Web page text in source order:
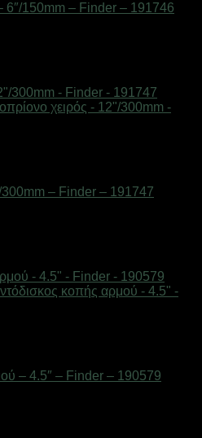
6″/150mm – Finder – 191746
300mm – Finder – 191747
– 4.5″ – Finder – 190579